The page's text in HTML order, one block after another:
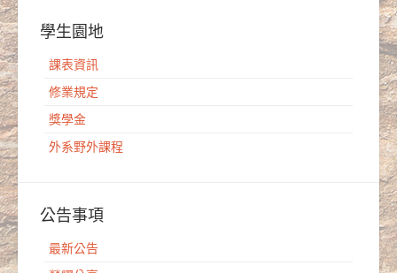
學生園地
課表資訊
修業規定
獎學金
外系野外課程
公告事項
最新公告